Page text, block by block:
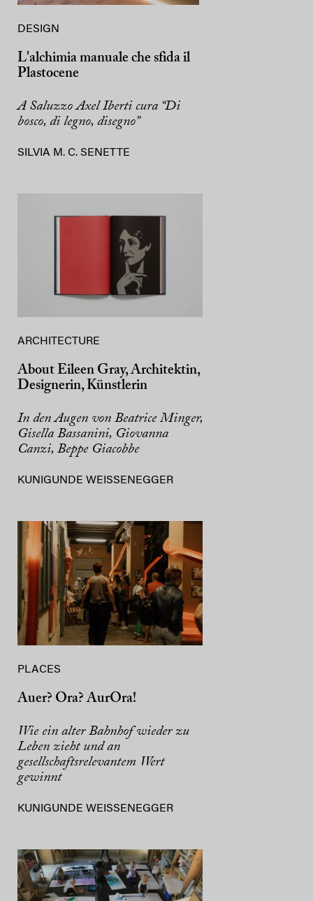
DESIGN
L'alchimia manuale che sfida il
Plastocene
A Saluzzo Axel Iberti cura “Di
bosco, di legno, disegno”
SILVIA M. C. SENETTE
ARCHITECTURE
About Eileen Gray, Architektin,
Designerin, Künstlerin
In den Augen von Beatrice Minger,
Gisella Bassanini, Giovanna
Canzi, Beppe Giacobbe
KUNIGUNDE WEISSENEGGER
PLACES
Auer? Ora? AurOra!
Wie ein alter Bahnhof wieder zu
Leben zieht und an
gesellschaftsrelevantem Wert
gewinnt
KUNIGUNDE WEISSENEGGER